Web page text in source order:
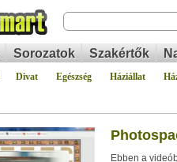
Sorozatok Szakértők
Divat Egészség Háziállat
Ebben a